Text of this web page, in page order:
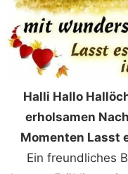
Halli Hallo
erholsamen
Momenten Lasst
Ein freundliches